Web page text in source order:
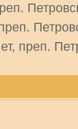
преп.